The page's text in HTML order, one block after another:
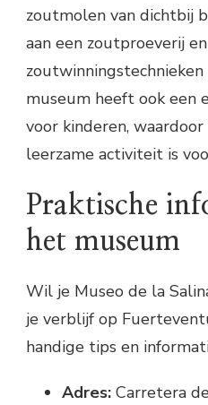
zoutmolen van dichtbij
aan een zoutproeverij
museum heeft ook een
voor kinderen,
leerzame activiteit is
Praktische
het museum
Wil je Museo de la
je verblijf op
handige tips en
Adres: Carretera